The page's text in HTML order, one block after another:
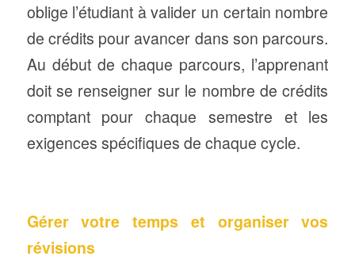
oblige l’étudiant à valider un certain nombre
de crédits pour avancer dans son parcours.
Au début de chaque parcours, l’apprenant
doit se renseigner sur le nombre de crédits
comptant pour chaque semestre et les
exigences spécifiques de chaque cycle.
Gérer votre temps et organiser vos
révisions